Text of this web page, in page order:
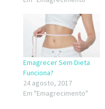
Emagrecer Sem Dieta
Funciona?
24 agosto, 2017
Em "Emagrecimento"